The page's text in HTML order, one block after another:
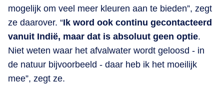
mogelijk om veel meer kleuren aan te bieden”, zegt
ze daarover. “Ik word ook continu gecontacteerd
vanuit Indië, maar dat is absoluut geen optie.
Niet weten waar het afvalwater wordt geloosd - in
de natuur bijvoorbeeld - daar heb ik het moeilijk
mee”, zegt ze.